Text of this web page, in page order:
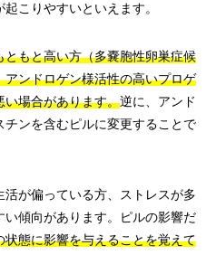
こりやすいといえます。
もと高い方（多嚢胞性卵巣症候
ンドロゲン様活性の高いプロゲ
い場合があります。逆に、アンド
ンを含むピルに変更することで
が偏っている方、ストレスが多
傾向があります。ピルの影響だ
状態に影響を与えることを覚えて